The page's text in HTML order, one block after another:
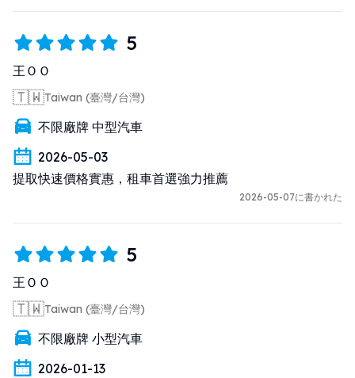
5
王ＯＯ
🇹🇼Taiwan (臺灣/台灣)
不限廠牌 中型汽車
2026-05-03
提取快速價格實惠，租車首選強力推薦
2026-05-07に書かれた
5
王ＯＯ
🇹🇼Taiwan (臺灣/台灣)
不限廠牌 小型汽車
2026-01-13